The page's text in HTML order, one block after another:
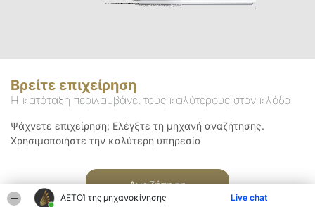
ΑΕΤΟΊ της μηχανοκίνησης Live chat
Βρείτε επιχείρηση
Η κατάταξη περιλαμβάνει τους καλύτερους στον κλάδο
Ψάχνετε επιχείρηση; Ελέγξτε τη μηχανή αναζήτησης.
Χρησιμοποιήστε την καλύτερη υπηρεσία
Αναζήτηση